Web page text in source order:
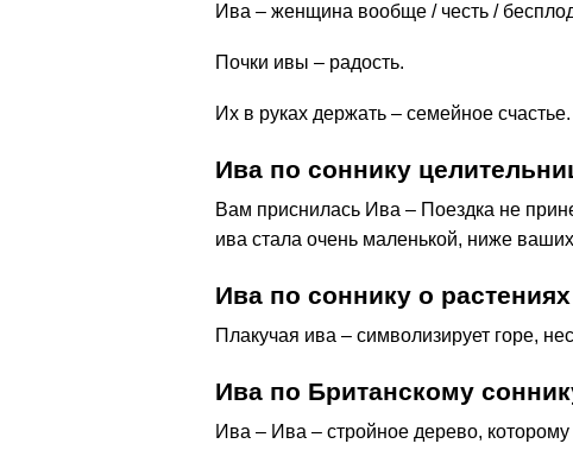
Ива – женщина вообще / честь /
Почки ивы – радость.
Их в руках держать – семейное счастье.
Ива по соннику
Вам приснилась Ива – Поездка не
ива стала очень маленькой, ниже
Ива по соннику о растениях
Плакучая ива – символизирует горе,
Ива по Британскому
Ива – Ива – стройное дерево,